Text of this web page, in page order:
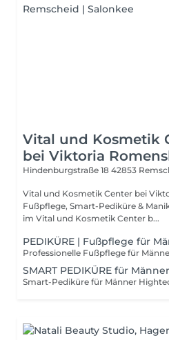
Vital und Kosmetik
bei Viktoria
Hindenburgstraße 18 42853
Vital und Kosmetik Center bei Viktoria
Fußpflege, Smart-Pediküre & Maniküre Herzlich
im Vital und Kosmetik Center b...
PEDIKÜRE | Fußpflege für
SMART PEDIKÜRE für